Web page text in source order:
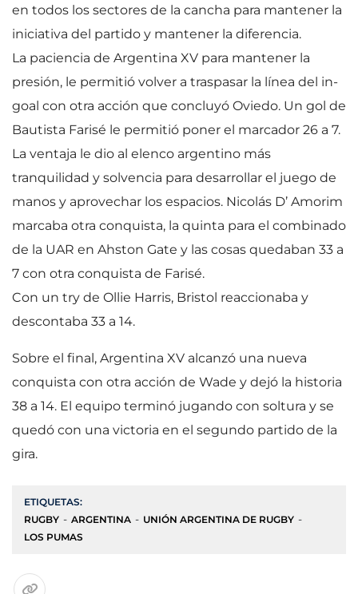
en todos los sectores de la cancha para mantener la
iniciativa del partido y mantener la diferencia.
La paciencia de Argentina XV para mantener la
presión, le permitió volver a traspasar la línea del in-
goal con otra acción que concluyó Oviedo. Un gol de
Bautista Farisé le permitió poner el marcador 26 a 7.
La ventaja le dio al elenco argentino más
tranquilidad y solvencia para desarrollar el juego de
manos y aprovechar los espacios. Nicolás D’ Amorim
marcaba otra conquista, la quinta para el combinado
de la UAR en Ahston Gate y las cosas quedaban 33 a
7 con otra conquista de Farisé.
Con un try de Ollie Harris, Bristol reaccionaba y
descontaba 33 a 14.
Sobre el final, Argentina XV alcanzó una nueva
conquista con otra acción de Wade y dejó la historia
38 a 14. El equipo terminó jugando con soltura y se
quedó con una victoria en el segundo partido de la
gira.
ETIQUETAS:
RUGBY
ARGENTINA
UNIÓN ARGENTINA DE RUGBY
LOS PUMAS